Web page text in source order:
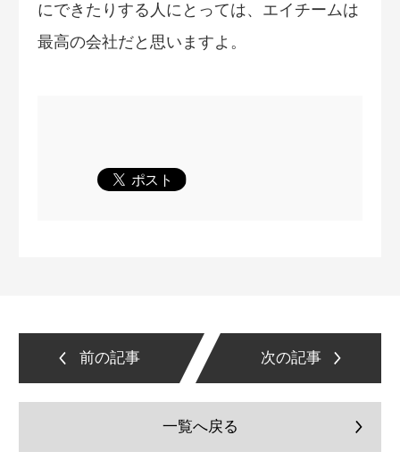
にできたりする人にとっては、エイチームは
最高の会社だと思いますよ。
前の記事 次の記事
一覧へ戻る